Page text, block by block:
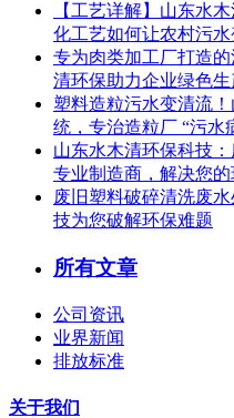
【工艺详解】山东水
化工艺如何让农村污水
专为肉类加工厂打造
清环保助力企业绿色生
塑料造粒污水变清流
统，专治造粒厂 “污水
山东水木清环保科技
专业制造商，解决您
废旧塑料破碎清洗废
技为您破解环保难题
所有文章
公司资讯
业界新闻
排放标准
关于我们